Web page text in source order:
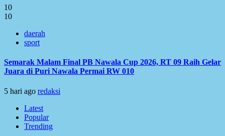
10
10
daerah
sport
Semarak Malam Final PB Nawala Cup 2026, RT 09 Raih Gelar
Juara di Puri Nawala Permai RW 010
5 hari ago redaksi
Latest
Popular
Trending